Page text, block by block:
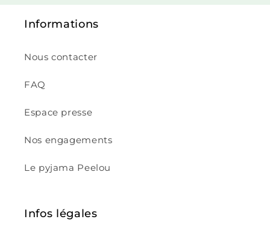
Informations
Nous contacter
FAQ
Espace presse
Nos engagements
Le pyjama Peelou
Infos légales